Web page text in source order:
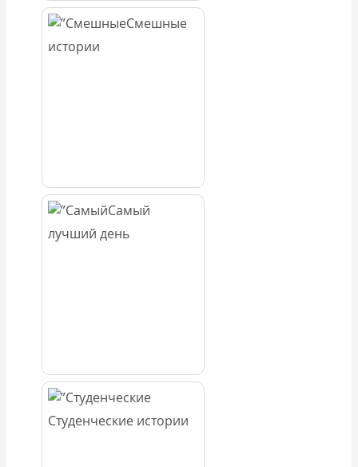
Смешные
истории
Самый
лучший день
Студенческие истории